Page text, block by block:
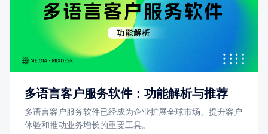
多语言客户服务软件：功能解析与推荐
多语言客户服务软件已经成为企业扩展全球市场、提升客户
体验和推动业务增长的重要工具。